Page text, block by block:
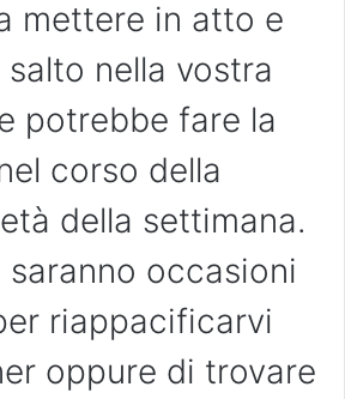
mettere in atto e
nella vostra
potrebbe fare la
corso della
della settimana.
saranno occasioni
riappacificarvi
oppure di trovare